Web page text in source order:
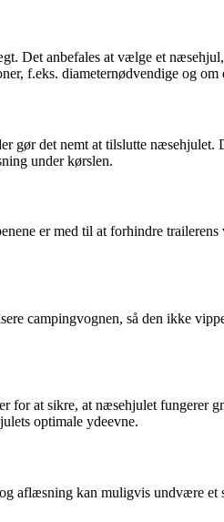
Det anbefales at vælge et
f.eks. diameternødvendige og
det nemt at tilslutte
under kørslen.
er med til at forhindre
campingvognen, så den ikke
at sikre, at næsehjulet fungerer
optimale ydeevne.
aflæsning kan muligvis undvære et